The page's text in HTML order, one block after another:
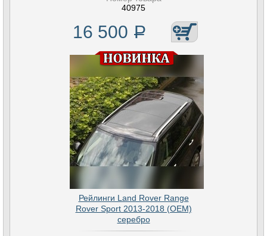
40975
16 500 Р
Рейлинги Land Rover Range
Rover Sport 2013-2018 (OEM)
серебро